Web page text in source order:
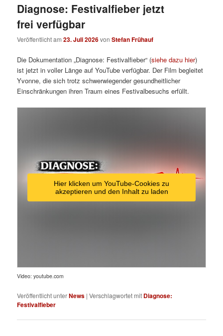
Diagnose: Festivalfieber jetzt
frei verfügbar
Veröffentlicht am23. Juli 2026vonStefan Frühauf
Die Dokumentation „Diagnose: Festivalfieber“ (siehe dazu hier)
ist jetzt in voller Länge auf YouTube verfügbar. Der Film begleitet
Yvonne, die sich trotz schwerwiegender gesundheitlicher
Einschränkungen ihren Traum eines Festivalbesuchs erfüllt.
Hier klicken um YouTube-Cookies zu
akzeptieren und den Inhalt zu laden
Video: youtube.com
Veröffentlicht unterNews |Verschlagwortet mit Diagnose:
Festivalfieber